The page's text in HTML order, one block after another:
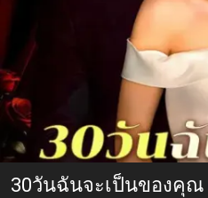
30วันฉันจะเป็นของคุณ